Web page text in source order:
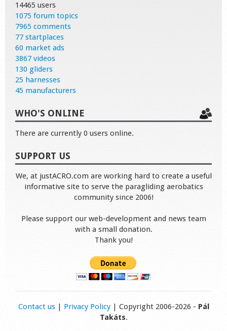
14465 users
1075 forum topics
7965 comments
77 startplaces
60 market ads
3867 videos
130 gliders
25 harnesses
45 manufacturers
WHO'S ONLINE
There are currently 0 users online.
SUPPORT US
We, at justACRO.com are working hard to create a useful
informative site to serve the paragliding aerobatics
community since 2006!
Please support our web-development and news team
with a small donation.
Thank you!
Contact us| Privacy Policy| Copyright 2006-2026 - Pál
Takáts.